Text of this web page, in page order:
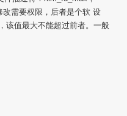
需要权限，后者是个软 设
该值最大不能超过前者。一般